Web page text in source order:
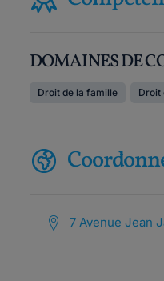
DOMAINES DE
Droit de la famille Droit
7 Avenue Jean